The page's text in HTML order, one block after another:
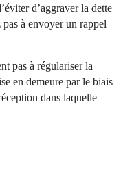
d’aggraver la dette
à envoyer un rappel
pas à régulariser la
en demeure par le biais
dans laquelle